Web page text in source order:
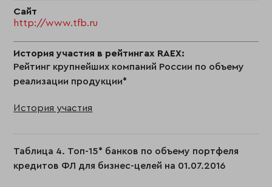
Сайт
http://www.tfb.ru
История участия в рейтингах RAEX:
Рейтинг крупнейших компаний России по объему
реализации продукции*
История участия
Таблица 4. Топ-15* банков по объему портфеля
кредитов ФЛ для бизнес-целей на 01.07.2016